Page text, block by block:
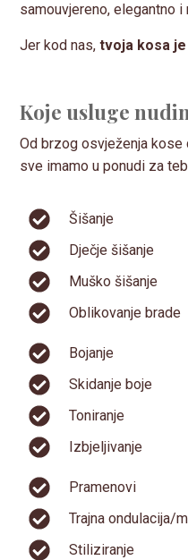
samouvjereno, elegantno
Jer kod nas, tvoja kosa
Koje usluge
Od brzog osvježenja kose
sve imamo u ponudi za
Šišanje
Dječje šišanje
Muško šišanje
Oblikovanje brade
Bojanje
Skidanje boje
Toniranje
Izbjeljivanje
Pramenovi
Trajna ondulacija/
Stiliziranje